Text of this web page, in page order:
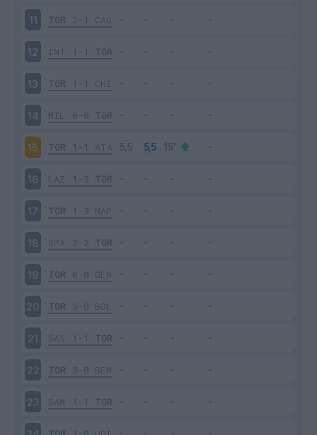
11 TOR 2-1 CAG
12 INT 1-1 TOR
13 TOR 1-1 CHI
14 MIL 0-0 TOR
15 TOR 1-1 ATA
16 LAZ 1-3 TOR
17 TOR 1-3 NAP
18 SPA 2-2 TOR
19 TOR 0-0 GEN
20 TOR 3-0 BOL
21 SAS 1-1 TOR
22 TOR 3-0 BEN
23 SAM 1-1 TOR